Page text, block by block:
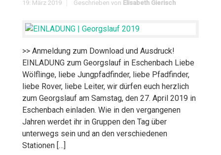
19. März 2019 Geschrieben von Elisabeth Gierisch
>> Anmeldung zum Download und Ausdruck!
EINLADUNG zum Georgslauf in Eschenbach Liebe
Wölflinge, liebe Jungpfadfinder, liebe Pfadfinder,
liebe Rover, liebe Leiter, wir dürfen euch herzlich
zum Georgslauf am Samstag, den 27. April 2019 in
Eschenbach einladen. Wie in den vergangenen
Jahren werdet ihr in Gruppen den Tag über
unterwegs sein und an den verschiedenen
Stationen […]